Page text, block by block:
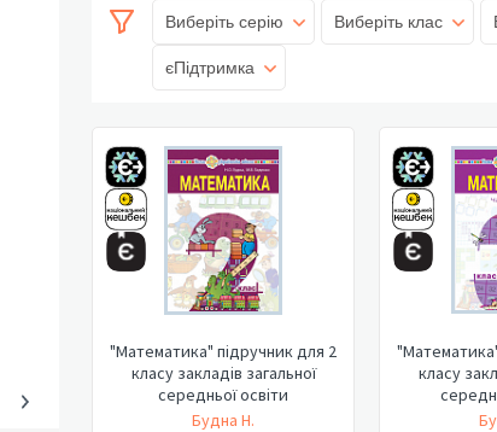
Виберіть серію Виберіть клас
єПідтримка
"Математика" підручник для 2
класу закладів загальної
середньої освіти
Будна Н.
класу